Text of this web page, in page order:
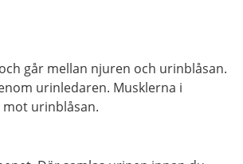
går mellan njuren och urinblåsan.
urinledaren. Musklerna i
urinblåsan.